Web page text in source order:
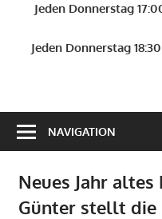
Jeden Donnerstag
Jeden Donnerstag
NAVIGATION
Neues Jahr
Günter stellt die